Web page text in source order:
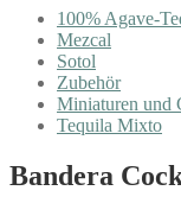
100% Agave-
Mezcal
Sotol
Zubehör
Miniaturen und
Tequila Mixto
Bandera